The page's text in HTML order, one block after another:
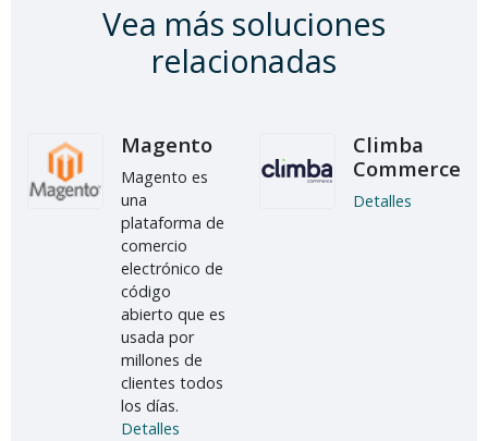
Vea más soluciones
relacionadas
Magento
Magento es
una
plataforma de
comercio
electrónico de
código
abierto que es
usada por
millones de
clientes todos
los días.
Detalles
Climba
Commerce
Detalles